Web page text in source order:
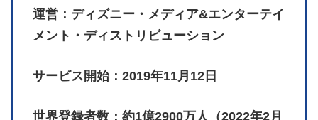
運営：ディズニー・メディア&エンターテイ
メント・ディストリビューション
サービス開始：2019年11月12日
世界登録者数：約1億2900万人（2022年2月